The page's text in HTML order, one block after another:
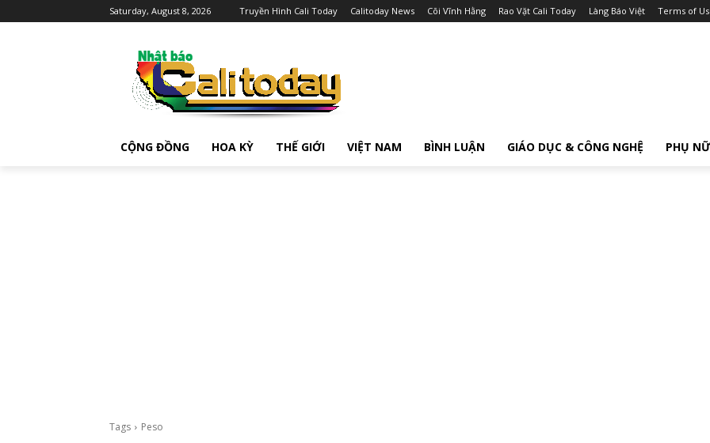
Saturday, August 8, 2026 Truyền Hình Cali Today Calitoday News Cõi Vĩnh Hằng Rao Vặt Cali Today Làng Báo Việt Terms of
CỘNG ĐỒNG HOA KỲ THẾ GIỚI VIỆT NAM BÌNH LUẬN GIÁO DỤC & CÔNG NGHỆ PHỤ NỮ
Tags Peso